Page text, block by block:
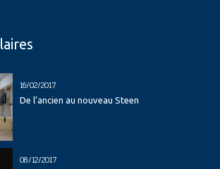
16/02/2017
De l’ancien au nouveau Steen
08/12/2017